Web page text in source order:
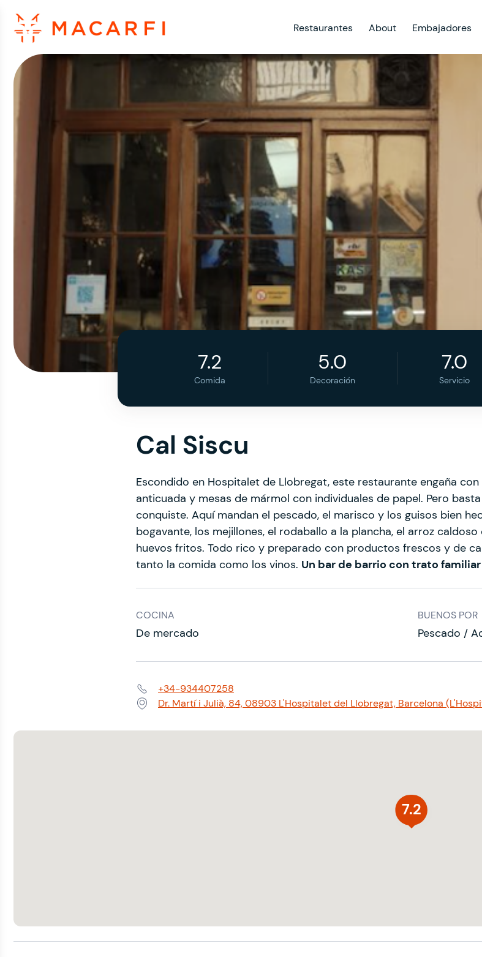
Restaurantes About Embajadores
7.2
Comida
5.0
Decoración
7.0
Servicio
Cal Siscu
Escondido en Hospitalet de Llobregat, este restaurante engaña
anticuada y mesas de mármol con individuales de papel. Pero
conquiste. Aquí mandan el pescado, el marisco y los guisos bien
bogavante, los mejillones, el rodaballo a la plancha, el arroz
huevos fritos. Todo rico y preparado con productos frescos y de
tanto la comida como los vinos. Un bar de barrio con trato
COCINA
De mercado
BUENOS POR
Pescado /
Teléfono:+34-934407258
Dirección:Dr. Martí i Julià, 84, 08903 L'Hospitalet del Llobregat, Barcelona
7.2